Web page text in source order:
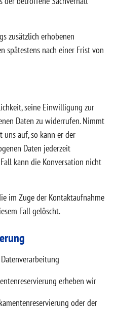
zusätzlich erhobenen
spätestens nach einer Frist von
seine Einwilligung zur
Daten zu widerrufen. Nimmt
auf, so kann er der
Daten jederzeit
kann die Konversation nicht
im Zuge der Kontaktaufnahme
Fall gelöscht.
erheben wir
oder der